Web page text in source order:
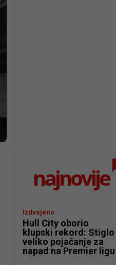
najnovije
Izdvojeno
Hull City oborio
klupski rekord: Stiglo
veliko pojačanje za
napad na Premier ligu